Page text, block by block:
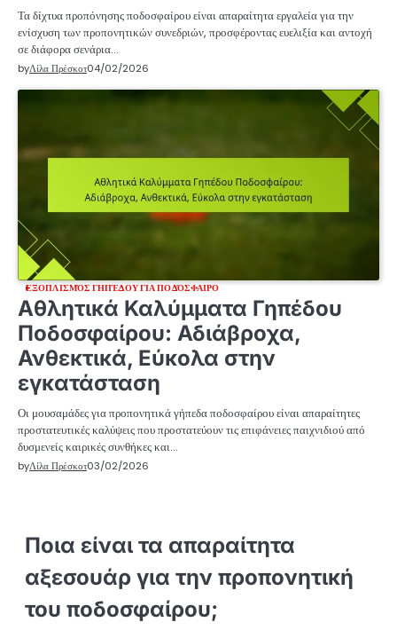
Τα δίχτυα προπόνησης ποδοσφαίρου είναι απαραίτητα εργαλεία για την
ενίσχυση των προπονητικών συνεδριών, προσφέροντας ευελιξία και αντοχή
σε διάφορα σενάρια…
byΛίλα Πρέσκοτ04/02/2026
ΕΞΟΠΛΙΣΜΌΣ ΓΗΠΈΔΟΥ ΓΙΑ ΠΟΔΌΣΦΑΙΡΟ
Αθλητικά Καλύμματα Γηπέδου
Ποδοσφαίρου: Αδιάβροχα,
Ανθεκτικά, Εύκολα στην
εγκατάσταση
Οι μουσαμάδες για προπονητικά γήπεδα ποδοσφαίρου είναι απαραίτητες
προστατευτικές καλύψεις που προστατεύουν τις επιφάνειες παιχνιδιού από
δυσμενείς καιρικές συνθήκες και…
byΛίλα Πρέσκοτ03/02/2026
Ποια είναι τα απαραίτητα
αξεσουάρ για την προπονητική
του ποδοσφαίρου;